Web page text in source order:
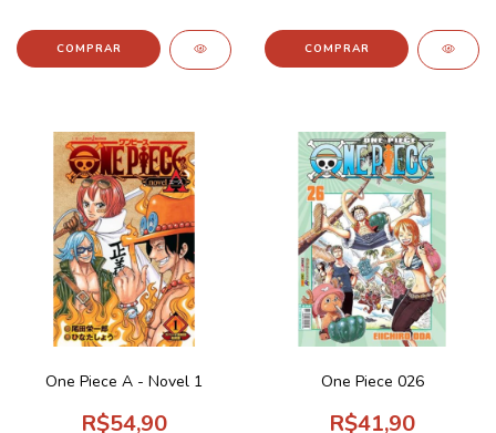
One Piece A - Novel 1
R$54,90
One Piece 026
R$41,90